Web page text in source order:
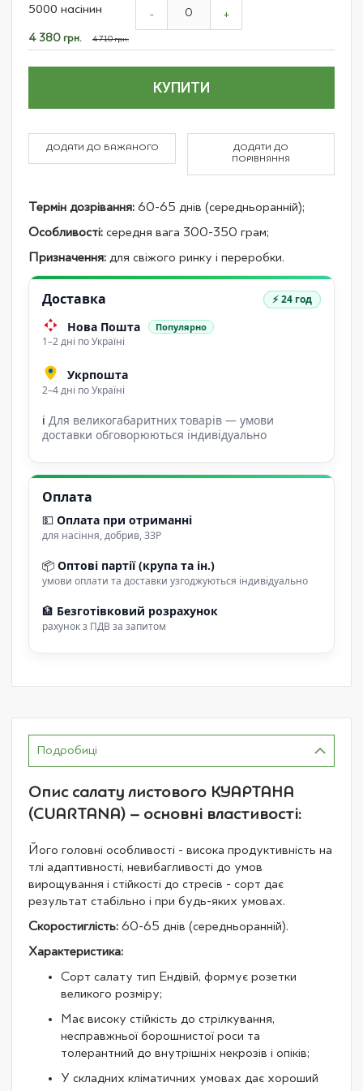
product
5000 насінин
Спеціальна
ціна
4 380 грн. 4 710 грн.
- +
КУПИТИ
ДОДАТИ ДО БАЖАНОГО
ДОДАТИ ДО
ПОРІВНЯННЯ
Термін дозрівання: 60-65 днів (середньоранній);
Особливості: середня вага 300-350 грам;
Призначення: для свіжого ринку і переробки.
Доставка ⚡ 24 год
Нова Пошта Популярно
1–2 дні по Україні
Укрпошта
2–4 дні по Україні
ℹ Для великогабаритних товарів — умови
доставки обговорюються індивідуально
Оплата
💵 Оплата при отриманні
для насіння, добрив, ЗЗР
📦 Оптові партії (крупа та ін.)
умови оплати та доставки узгоджуються індивідуально
🏦 Безготівковий розрахунок
рахунок з ПДВ за запитом
Подробиці
Опис салату листового КУАРТАНА
(CUARTANA) – основні властивості:
Його головні особливості - висока продуктивність на
тлі адаптивності, невибагливості до умов
вирощування і стійкості до стресів - сорт дає
результат стабільно і при будь-яких умовах.
Скоростиглість: 60-65 днів (середньоранній).
Характеристика:
Сорт салату тип Ендівій, формує розетки
великого розміру;
Має високу стійкість до стрілкування,
несправжньої борошнистої роси та
толерантний до внутрішніх некрозів і опіків;
У складних кліматичних умовах дає хороший